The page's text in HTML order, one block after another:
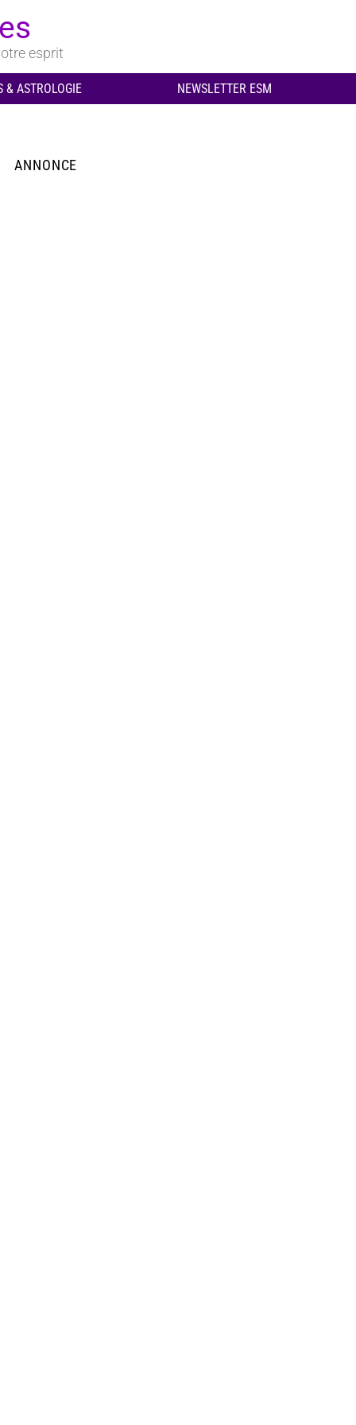
esprit
& ASTROLOGIE NEWSLETTER ESM
ANNONCE